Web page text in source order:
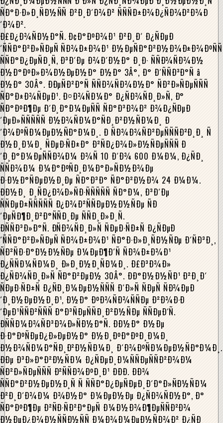
ÑÐ°Ð·Ð»Ð¸ÑÐ½ÑÑ Ð²Ð¸Ð´Ð¾Ð² ÑÑÑÐ±Ð¾Ð¿ÑÐ¾Ð²Ð¾Ð
´Ð¾Ð².
Ð£Ð¿Ð¾ÑÐ½Ð°Ñ. Ð¢Ð°ÐºÐ¾Ð¹ Ð²Ð¸Ð´ Ð¿ÑÐµÐ
´ÑÑÐ°Ð²Ð»ÑÐµÑ ÑÐ¾Ð±Ð¾Ð¹ Ð½ÐµÑÐ°Ð²Ð½Ð¾Ð±Ð¾ÐºÑÑ
ÑÑÐ°Ð¿ÐµÑÐ¸Ñ, Ð³Ð´Ðµ Ð¾Ð´Ð½Ð° Ð¸Ð· ÑÑÐ¾ÑÐ¾Ð½
Ð½Ð°ÐºÐ»Ð¾Ð½ÐµÐ½Ð° Ð½Ð° 3Â°, Ð° Ð´ÑÑÐ³Ð°Ñ â
Ð½Ð° 30Â°. ÐÐµÑÐ²Ð°Ñ ÑÑÐ¾ÑÐ¾Ð½Ð° ÑÐ²Ð»ÑÐµÑÑÑ
ÑÐ°Ð±Ð¾ÑÐµÐ¹. Ð¤Ð¾ÑÐ¼Ð° Ð¿ÑÐ¾ÑÐ¸Ð»Ñ, Ð°
ÑÐ°ÐºÐ¶Ðµ Ð´Ð¸Ð°Ð¼ÐµÑÑ ÑÐ°Ð³Ð¾Ð² Ð¾Ð¿ÑÐµÐ
´ÐµÐ»ÑÑÑÑÑ Ð½Ð¾ÑÐ¼Ð°ÑÐ¸Ð²Ð½ÑÐ¼Ð¸ Ð
´Ð¾ÐºÑÐ¼ÐµÐ½ÑÐ°Ð¼Ð¸. Ð ÑÐ¾Ð¾ÑÐ²ÐµÑÑÑÐ²Ð¸Ð¸ Ñ
Ð½Ð¸Ð¼Ð¸ ÑÐµÐ·ÑÐ±Ð° Ð²ÑÐ¿Ð¾Ð»Ð½ÑÐµÑÑÑ Ð
´Ð¸Ð°Ð¼ÐµÑÑÐ¾Ð¼ Ð¾Ñ 10 Ð´Ð¾ 600 Ð¼Ð¼, Ð¿ÑÐ¸
ÑÑÐ¾Ð¼ Ð¼Ð°ÐºÑÐ¸Ð¼Ð°Ð»ÑÐ½Ð¾Ðµ
Ð·Ð½Ð°ÑÐµÐ½Ð¸Ðµ ÑÐ°Ð³Ð° ÑÐ°Ð²Ð½Ð¾ 24 Ð¼Ð¼.
ÐÐ½Ð¸ Ð¸ÑÐ¿Ð¾Ð»ÑÐ·ÑÑÑÑÑ ÑÐ°Ð¼, Ð³Ð´Ðµ
ÑÑÐµÐ±ÑÑÑÑÑ Ð¿Ð¾Ð²ÑÑÐµÐ½Ð½ÑÐµ ÑÐ
´ÐµÑÐ¶Ð¸Ð²Ð°ÑÑÐ¸Ðµ ÑÑÐ¸Ð»Ð¸Ñ.
ÐÑÑÐ³Ð»Ð°Ñ. ÐÑÐ¾ÑÐ¸Ð»Ñ ÑÐµÐ·ÑÐ±Ñ Ð¿ÑÐµÐ
´ÑÑÐ°Ð²Ð»ÑÐµÑ ÑÐ¾Ð±Ð¾Ð¹ ÑÐ°Ð·Ð»Ð¸ÑÐ½ÑÐµ Ð´ÑÐ³Ð¸,
ÑÐ²ÑÐ·Ð°Ð½Ð½ÑÐµ Ð¼ÐµÐ¶Ð´Ñ ÑÐ¾Ð±Ð¾Ð¹
Ð¿ÑÑÐ¼ÑÐ¼Ð¸ Ð»Ð¸Ð½Ð¸ÑÐ¼Ð¸. Ð£Ð³Ð¾Ð»
Ð¿ÑÐ¾ÑÐ¸Ð»Ñ ÑÐ°Ð²ÐµÐ½ 30Â°. ÐÐ°Ð½Ð½ÑÐ¹ Ð²Ð¸Ð´
ÑÐµÐ·ÑÐ±Ñ Ð¿ÑÐ¸Ð¼ÐµÐ½ÑÑÑ Ð´Ð»Ñ ÑÐµÑ ÑÐ¾ÐµÐ
´Ð¸Ð½ÐµÐ½Ð¸Ð¹, Ð½Ð° ÐºÐ¾ÑÐ¾ÑÑÐµ Ð²Ð¾Ð·Ð
´ÐµÐ¹ÑÑÐ²ÑÑÑ Ð°Ð³ÑÐµÑÑÐ¸Ð²Ð½ÑÐµ ÑÑÐµÐ´Ñ.
ÐÑÑÐ¼Ð¾ÑÐ³Ð¾Ð»ÑÐ½Ð°Ñ. ÐÐ½Ð° Ð½Ðµ
Ð·Ð°ÐºÑÐµÐ¿Ð»ÐµÐ½Ð° Ð½Ð¸ÐºÐ°ÐºÐ¸Ð¼Ð¸
Ð½Ð¾ÑÐ¼Ð°ÑÐ¸Ð²Ð½ÑÐ¼Ð¸ Ð´Ð¾ÐºÑÐ¼ÐµÐ½ÑÐ°Ð¼Ð¸.
ÐÐµ Ð³Ð»Ð°Ð²Ð½ÑÐ¼ Ð¿ÑÐµÐ¸Ð¼ÑÑÐµÑÑÐ²Ð¾Ð¼
ÑÐ²Ð»ÑÐµÑÑÑ Ð²ÑÑÐ¾ÐºÐ¸Ð¹ ÐÐÐ. ÐÐ¾
ÑÑÐ°Ð²Ð½ÐµÐ½Ð¸Ñ Ñ ÑÑÐ°Ð¿ÐµÑÐµÐ¸Ð´Ð°Ð»ÑÐ½ÑÐ¼
Ð²Ð¸Ð´Ð¾Ð¼ Ð¾Ð½Ð° Ð¼ÐµÐ½Ðµ Ð¿ÑÐ¾ÑÐ½Ð°, Ð°
ÑÐ°ÐºÐ¶Ðµ Ð²ÑÐ·ÑÐ²Ð°ÐµÑ Ð¼Ð½Ð¾Ð¶ÐµÑÑÐ²Ð¾
Ð½ÐµÐ¿Ð¾Ð½ÑÑÐ½ÑÑ Ð¼Ð¾Ð¼ÐµÐ½ÑÐ¾Ð² Ð¿ÑÐ¸